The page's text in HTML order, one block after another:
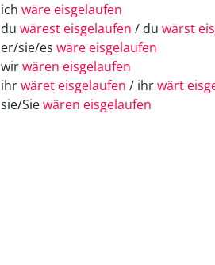
ich wäre eisgelaufen
du wärest eisgelaufen / du wärst
er/sie/es wäre eisgelaufen
wirwären eisgelaufen
ihrwäret eisgelaufen / ihrwärt
sie/Siewären eisgelaufen